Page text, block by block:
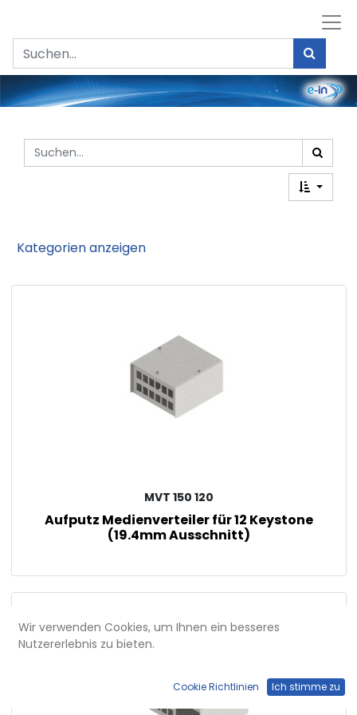
Kategorien anzeigen
MVT 150 120
Aufputz Medienverteiler für 12 Keystone
(19.4mm Ausschnitt)
Wir verwenden Cookies, um Ihnen ein besseres
Nutzererlebnis zu bieten.
Cookie Richtlinien Ich stimme zu